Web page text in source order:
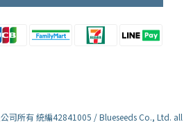
最高殊榮三星獎，並獲頒企業終身成
司所有 統編42841005 / Blueseeds Co., Ltd. all